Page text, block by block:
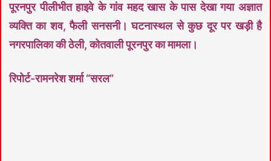
पूरनपुर पीलीभीत हाइवे के गांव महद खास के पास देखा गया अज्ञात
व्यक्ति का शव, फैली सनसनी। घटनास्थल से कुछ दूर पर खड़ी है
नगरपालिका की ठेली, कोतवाली पूरनपुर का मामला।
रिपोर्ट-रामनरेश शर्मा “सरल”